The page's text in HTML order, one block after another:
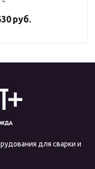
руб.
для сварки и